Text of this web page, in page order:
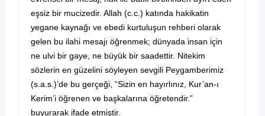
eşsiz bir mucizedir. Allah (c.c.) katında hakikatin
yegane kaynağı ve ebedi kurtuluşun rehberi olarak
gelen bu ilahi mesajı öğrenmek; dünyada insan için
ne ulvi bir gaye, ne büyük bir saadettir. Nitekim
sözlerin en güzelini söyleyen sevgili Peygamberimiz
(s.a.s.)’de bu gerçeği, “Sizin en hayırlınız, Kur’an-ı
Kerim’i öğrenen ve başkalarına öğretendir.”
buyurarak ifade etmiştir.